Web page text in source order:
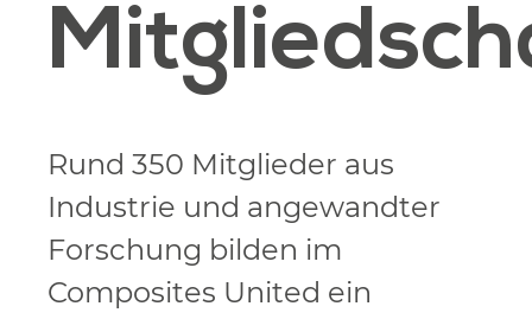
Rund 350 Mitglieder aus
Industrie und angewandter
Forschung bilden im
Composites United ein